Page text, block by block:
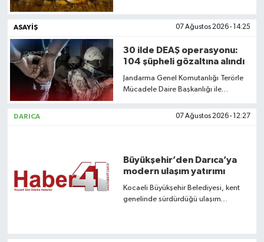
ASAYIŞ 07 Ağustos 2026 - 14:25
30 ilde DEAŞ operasyonu:
104 şüpheli gözaltına alındı
Jandarma Genel Komutanlığı Terörle
Mücadele Daire Başkanlığı ile
koordinasyonunda, DEAŞ terör
DARICA 07 Ağustos 2026 - 12:27
Büyükşehir’den Darıca’ya
modern ulaşım yatırımı
Kocaeli Büyükşehir Belediyesi, kent
genelinde sürdürdüğü ulaşım